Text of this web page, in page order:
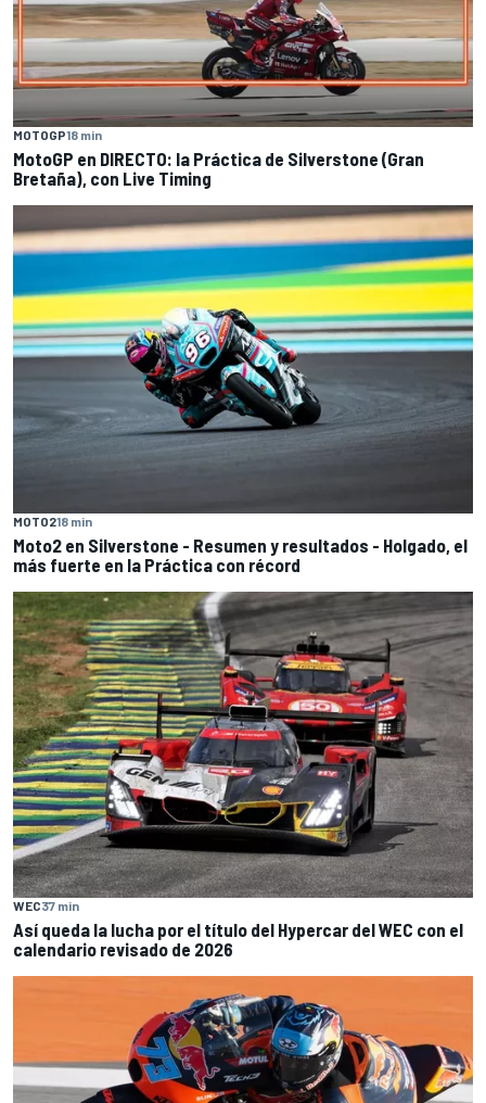
MOTOGP18 min
MotoGP en DIRECTO: la Práctica de Silverstone (Gran
Bretaña), con Live Timing
MOTO218 min
Moto2 en Silverstone - Resumen y resultados - Holgado, el
más fuerte en la Práctica con récord
WEC37 min
Así queda la lucha por el título del Hypercar del WEC con el
calendario revisado de 2026